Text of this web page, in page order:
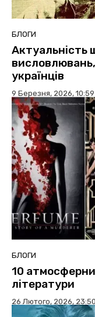
БЛОГИ
Актуальність
українців
9 Березня, 2026, 10:59
БЛОГИ
10
літератури
26 Лютого, 2026, 23:50